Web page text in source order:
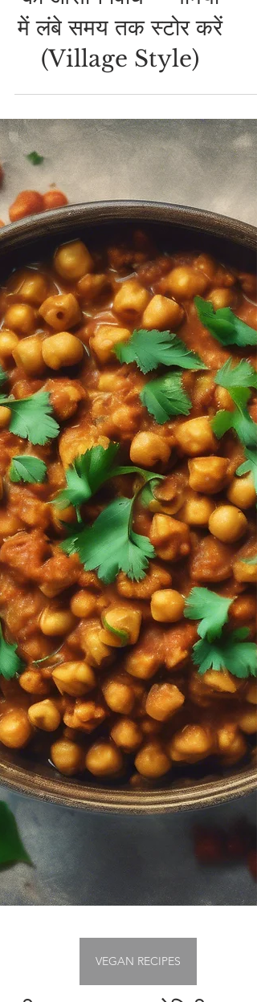
MANGO RECIPES IN HINDI
आम की साबुत खटाई बनाने
की आसान विधि – गर्मियों
में लंबे समय तक स्टोर करें
(Village Style)